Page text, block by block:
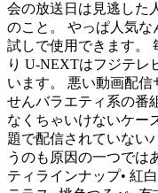
会の放送日は見逃した
のこと。 やっぱ人気な
試しで使用できます。
り U-NEXTはフジテレ
います。 悪い動画配
せんバラエティ系の番
なくちゃいけないケー
題で配信されていない
うのも原因の一つで
ティラインナップ• 紅